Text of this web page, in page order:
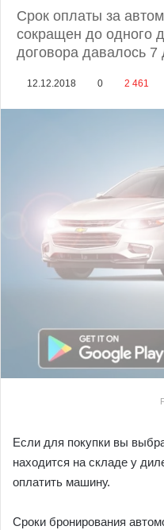
Срок оплаты за
сокращен до одного
договора давалось 7
12.12.2018 0 2 461
Если для покупки вы
находится на складе у
оплатить машину.
Сроки бронирования